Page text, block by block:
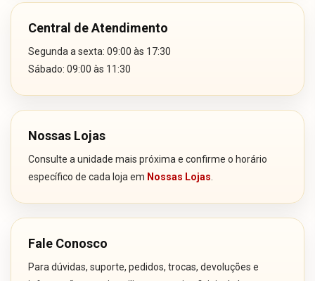
Central de Atendimento
Segunda a sexta: 09:00 às 17:30
Sábado: 09:00 às 11:30
Nossas Lojas
Consulte a unidade mais próxima e confirme o horário
específico de cada loja em Nossas Lojas
Fale Conosco
Para dúvidas, suporte, pedidos, trocas, devoluções e